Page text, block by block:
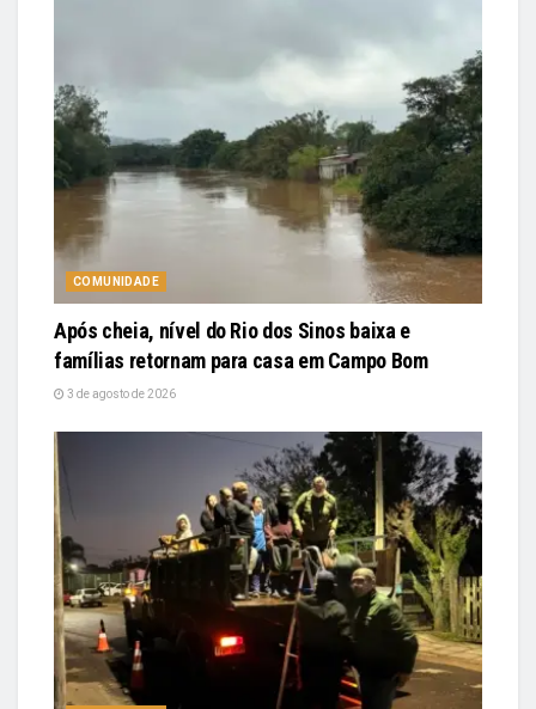
COMUNIDADE
Após cheia, nível do Rio dos Sinos baixa e
famílias retornam para casa em Campo Bom
3 de agosto de 2026